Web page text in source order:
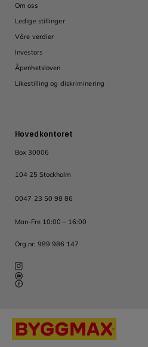
Hovedkontoret
Box 30006
104 25 Stockholm
0047 23 50 98 86
Man-Fre 10:00 – 16:00
Org.nr: 989 986 147
Om oss
Ledige stillinger
Våre verdier
Investors
Åpenhetsloven
Likestilling og diskriminering